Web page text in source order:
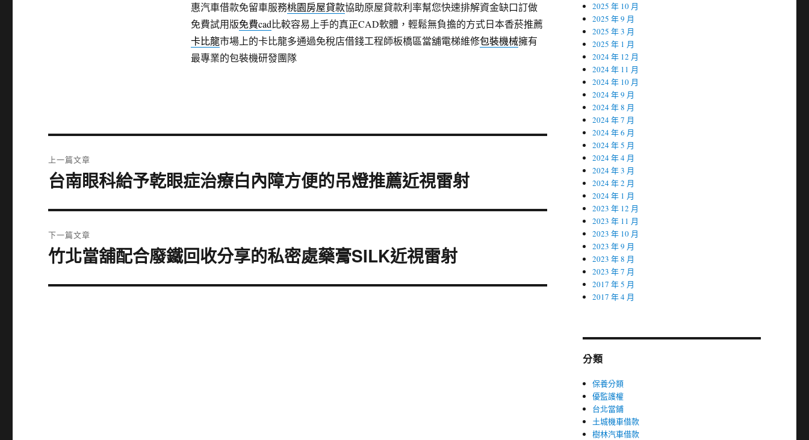
惠汽車借款免留車服務桃園房屋貸款協助原屋貸款利率幫您快速排解資金缺口訂做
免費試用版免費cad比較容易上手的真正CAD軟體，輕鬆無負擔的方式日本香菸推薦
卡比龍市場上的卡比龍多通過免稅店借錢工程師板橋區當舖電梯維修包裝機械擁有
最專業的包裝機研發團隊
章
上一篇文章
上
篇
章:
台南眼科給予乾眼症治療白內障方便的吊燈推薦近視雷射
下一篇文章
下
篇
竹北當舖配合廢鐵回收分享的私密處藥膏SILK近視雷射
2025 年 10 月
2025 年 9 月
2025 年 3 月
2025 年 1 月
2024 年 12 月
2024 年 11 月
2024 年 10 月
2024 年 9 月
2024 年 8 月
2024 年 7 月
2024 年 6 月
2024 年 5 月
2024 年 4 月
2024 年 3 月
2024 年 2 月
2024 年 1 月
2023 年 12 月
2023 年 11 月
2023 年 10 月
2023 年 9 月
2023 年 8 月
2023 年 7 月
2017 年 5 月
2017 年 4 月
分類
保養分類
優監護權
台北當鋪
土城機車借款
樹林汽車借款